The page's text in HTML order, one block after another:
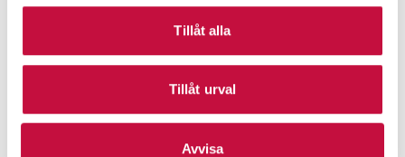
Tillåt alla
Tillåt urval
Avvisa